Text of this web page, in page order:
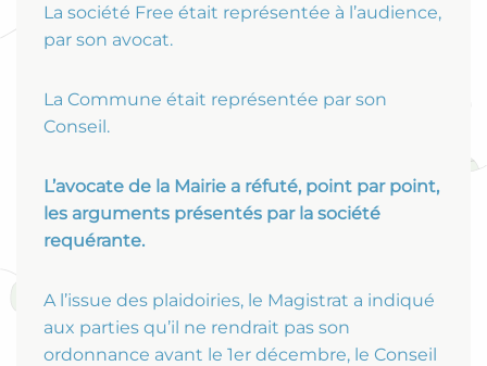
La société Free était représentée à l’audience,
par son avocat.
La Commune était représentée par son
Conseil.
L’avocate de la Mairie a réfuté, point par point,
les arguments présentés par la société
requérante.
A l’issue des plaidoiries, le Magistrat a indiqué
aux parties qu’il ne rendrait pas son
ordonnance avant le 1er décembre, le Conseil